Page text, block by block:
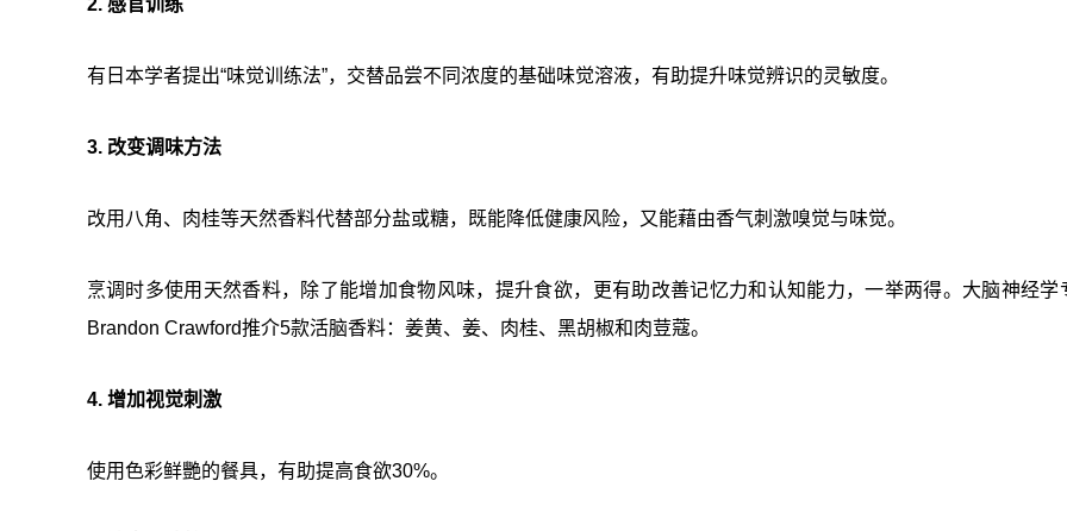
2. 感官训练
有日本学者提出“味觉训练法”，交替品尝不同浓度的基础味觉溶液，有助提升味觉辨识的灵敏度。
3. 改变调味方法
改用八角、肉桂等天然香料代替部分盐或糖，既能降低健康风险，又能藉由香气刺激嗅觉与味觉。
烹调时多使用天然香料，除了能增加食物风味，提升食欲，更有助改善记忆力和认知能力，一举两得。大脑神经学
Brandon Crawford推介5款活脑香料：姜黄、姜、肉桂、黑胡椒和肉荳蔻。
4. 增加视觉刺激
使用色彩鲜艷的餐具，有助提高食欲30%。